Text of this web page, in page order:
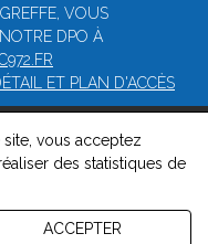
VOUS
DPO À
ET PLAN D'ACCÈS
de Fort-de-
-Gestion des cookies -
de cookies
vous acceptez
des statistiques de
ACCEPTER